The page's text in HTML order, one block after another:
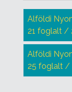
Alföldi
21 foglalt /
Alföldi
25 foglalt /